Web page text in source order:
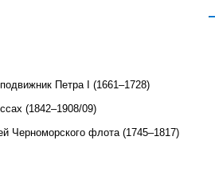
Петра I (1661–1728)
(1842–1908/09)
Черноморского флота (1745–1817)